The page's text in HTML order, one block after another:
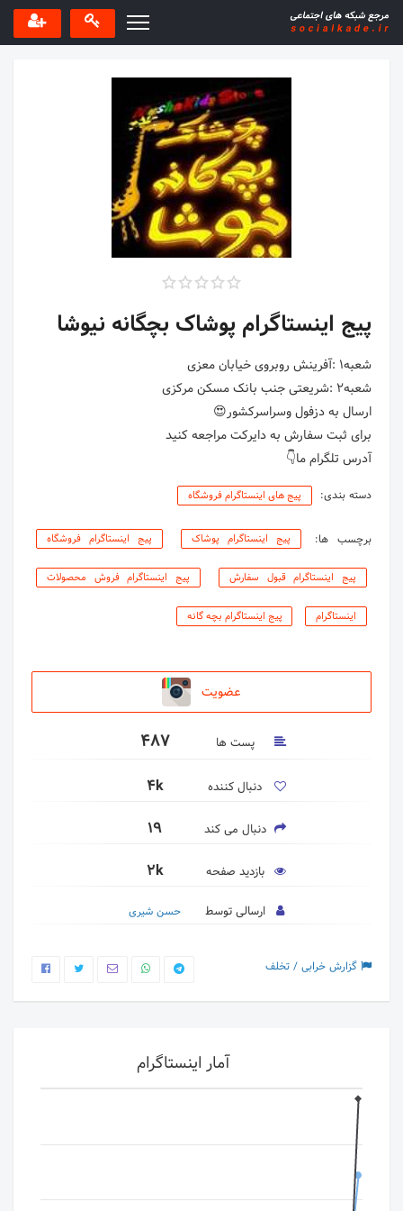
پیج اینستاگرام پوشاک بچگانه نیوشا
آدرس تلگرام ما👇
دسته بندی: پیج های اینستاگرام فروشگاه
برچسب ها: پیج اینستاگرام پوشاک پیج اینستاگرام فروشگاه
پیج اینستاگرام قبول سفارش پیج اینستاگرام فروش محصولات
اینستاگرام پیج اینستاگرام بچه گانه
عضویت
پست ها 487
دنبال کننده 4k
دنبال می کند 19
بازدید صفحه 2k
ارسالی توسط حسن شیری
گزارش خرابی / تخلف
آمار اینستاگرام